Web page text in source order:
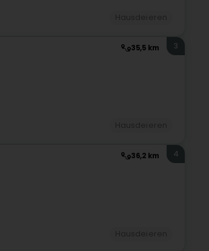
35,5 km 3
36,2 km 4